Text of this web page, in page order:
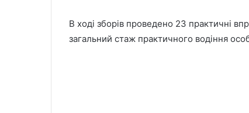
В ході зборів проведено 23 практичні
загальний стаж практичного водіння